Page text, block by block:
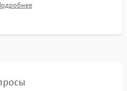
сервера к выдаче.